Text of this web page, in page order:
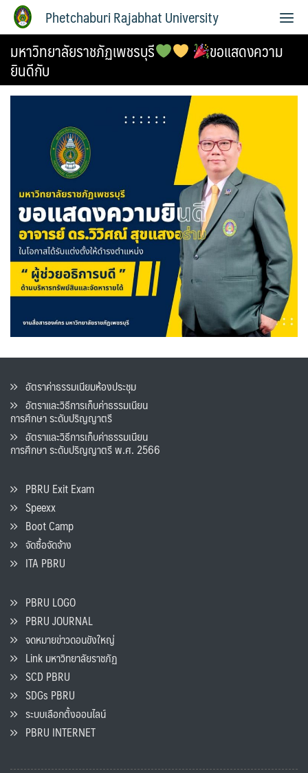
Phetchaburi Rajabhat University
มหาวิทยาลัยราชภัฏเพชรบุรี ขอแสดงความ
ยินดีกับ
อัตราค่าธรรมเนียมห้องประชุม
อัตราและวิธีการเก็บค่าธรรมเนียน
การศึกษา ระดับปริญญาตรี
อัตราและวิธีการเก็บค่าธรรมเนียน
การศึกษา ระดับปริญญาตรี พ.ศ. 2566
PBRU Exit Exam
Speexx
Boot Camp
จัดซื้อจัดจ้าง
ITA PBRU
PBRU LOGO
PBRU JOURNAL
จดหมายข่าวดอนขังใหญ่
Link มหาวิทยาลัยราชภัฏ
SCD PBRU
SDGs PBRU
ระบบเลือกตั้งออนไลน์
PBRU INTERNET